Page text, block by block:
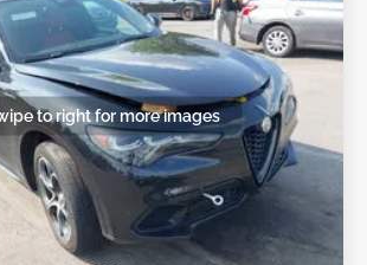
to right for more images